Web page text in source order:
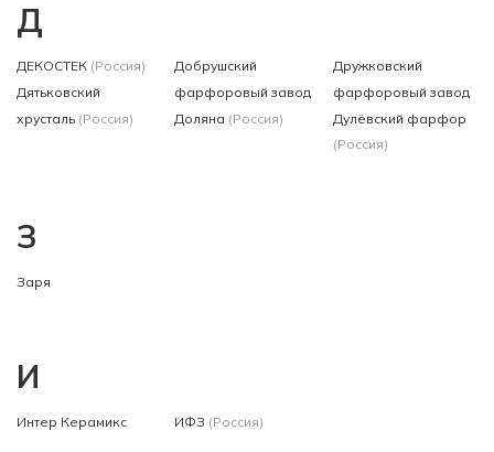
Д
ДЕКОСТЕК (Россия)
Дятьковский
хрусталь (Россия)
Добрушский
фарфоровый завод
Доляна (Россия)
Дружковский
фарфоровый завод
Дулёвский фарфор
(Россия)
З
Заря
И
Интер Керамикс ИФЗ (Россия)